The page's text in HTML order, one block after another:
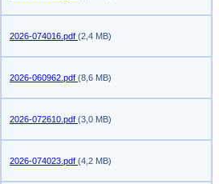
2026-074016.pdf (2,4 MB)
2026-060962.pdf (8,6 MB)
2026-072610.pdf (3,0 MB)
2026-074023.pdf (4,2 MB)